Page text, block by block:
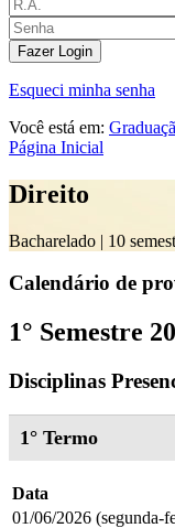
Fazer Login
Esqueci minha senha
Você está em:
Página Inicial
Direito
Bacharelado | 10
Calendário de
1° Semestre
Disciplinas
1° Termo
Data
01/06/2026 (segunda-